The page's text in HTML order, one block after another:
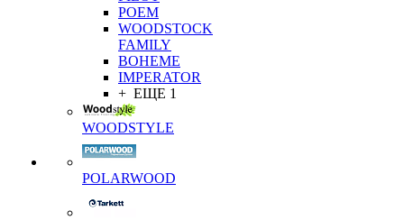
POEM
WOODSTOCK
FAMILY
BOHEME
IMPERATOR
+ ЕЩЕ 1
WOODSTYLE
POLARWOOD